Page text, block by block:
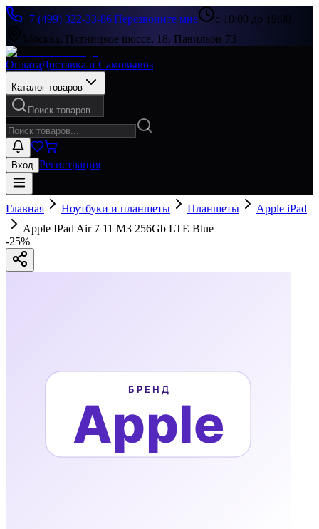
+7 (499) 322-33-86|Перезвоните мне
с 10:00 до 19:00
Москва, Пятницкое шоссе, 18, Павильон 73
ОплатаДоставка и Самовывоз
Каталог товаров
Поиск товаров...
Вход Регистрация
Главная Ноутбуки и планшеты Планшеты
Apple iPad
Apple IPad Air 7 11 M3 256Gb LTE Blue
-25%